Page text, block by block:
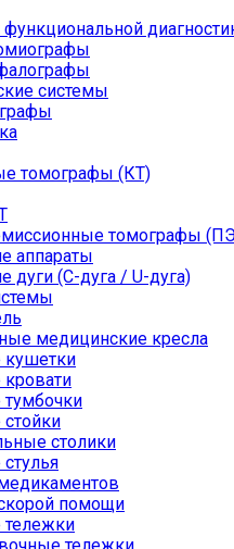
системы
томографы (КТ)
томографы
аппараты
дуги (С-дуга / U-дуга)
медицинские кресла
кушетки
столики
помощи